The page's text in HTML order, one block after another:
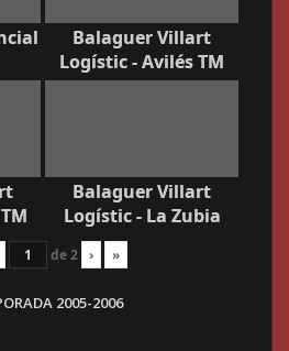
Balaguer Villart
Logístic - Avilés TM
Balaguer Villart
Logístic - La Zubia
de2 › »
2005-2006